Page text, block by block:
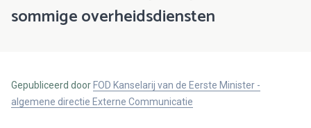
sommige overheidsdiensten
Gepubliceerd door FOD Kanselarij van de Eerste Minister -
algemene directie Externe Communicatie